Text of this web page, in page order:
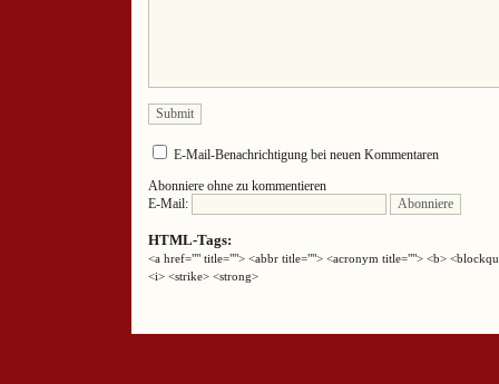
E-Mail-Benachrichtigung bei neuen Kommentaren
Abonniere ohne zu kommentieren
E-Mail:
HTML-Tags:
<a href="" title=""> <abbr title=""> <acronym title=""> <b>
<i> <strike> <strong>